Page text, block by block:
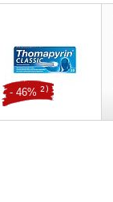
- 46% 2)